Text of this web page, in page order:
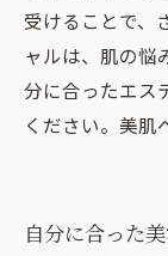
受けることで、
ャルは、肌の悩
分に合ったエス
ください。美肌
自分に合った